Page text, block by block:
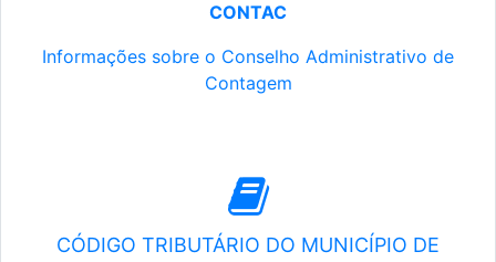
CONTAC
Informações sobre o Conselho Administrativo de
Contagem
CÓDIGO TRIBUTÁRIO DO MUNICÍPIO DE